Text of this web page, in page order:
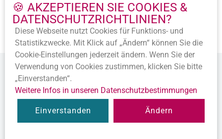
🍪 AKZEPTIEREN SIE COOKIES &
DATENSCHUTZ­RICHTLINIEN?
Diese Webseite nutzt Cookies für Funktions- und
Statistik­zwecke. Mit Klick auf „Ändern“ können Sie die
Cookie-Ein­stellungen jederzeit ändern. Wenn Sie der
Verwendung von Cookies zustimmen, klicken Sie bitte
„Einverstanden“.
Weitere Infos in unseren Datenschutz­bestimmungen
Einverstanden Ändern
Datenschutz
Beitritt
Satzung
© 2020 Alle Rechte vorbehalten.